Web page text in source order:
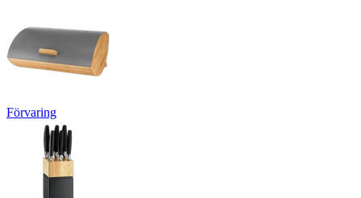
Förvaring